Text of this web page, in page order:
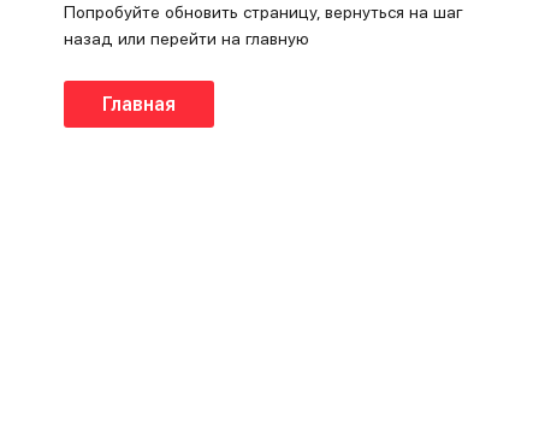
Попробуйте обновить страницу, вернуться на шаг
назад или перейти на главную
Главная